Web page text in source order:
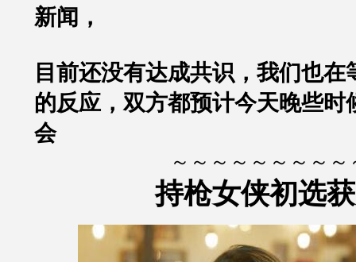
新闻，
目前还没有达成共识，我们也在
的反应，双方都预计今天晚些时
会
～～～～～～～～～
持枪女侠初选